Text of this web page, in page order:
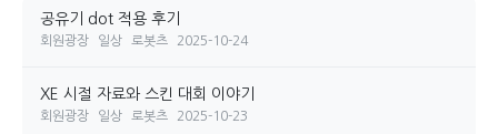
공유기 dot 적용 후기
회원광장 일상 로봇츠 2025-10-24
XE 시절 자료와 스킨 대회 이야기
회원광장 일상 로봇츠 2025-10-23